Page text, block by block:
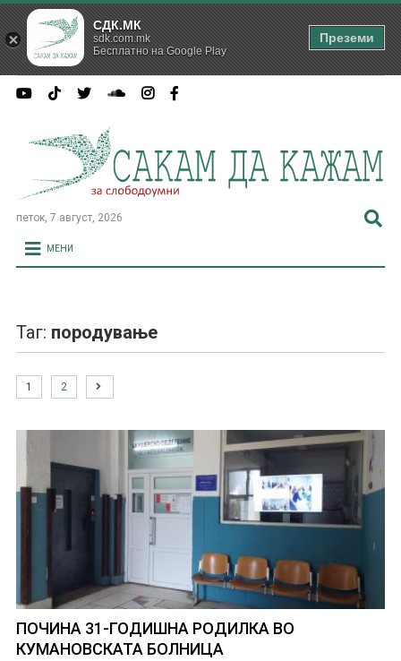
петок, 7 август, 2026
МЕНИ
Таг: породување
1 2
ПОЧИНА 31-ГОДИШНА РОДИЛКА ВО
КУМАНОВСКАТА БОЛНИЦА
СДК.МК
sdk.com.mk
Бесплатно на Google Play
Преземи